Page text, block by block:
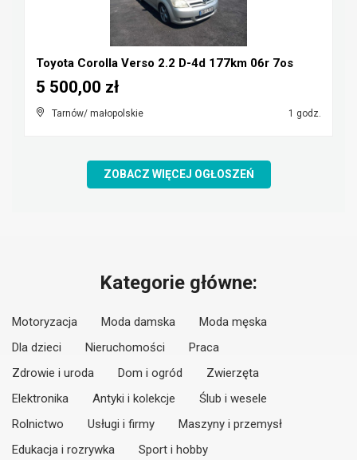
Toyota Corolla Verso 2.2 D-4d 177km 06r 7os
Tarnów/ małopolskie 1 godz.
5 500,00 zł
ZOBACZ WIĘCEJ OGŁOSZEŃ
Kategorie główne:
Motoryzacja Moda damska
Moda męska
Dla dzieci
Nieruchomości
Praca
Zdrowie i uroda
Dom i ogród
Zwierzęta
Elektronika
Antyki i kolekcje
Ślub i wesele
Rolnictwo
Usługi i firmy
Maszyny i przemysł
Edukacja i rozrywka
Sport i hobby